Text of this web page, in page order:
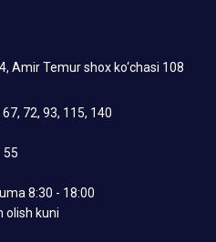
Amir Temur shox ko‘chasi 108
72, 93, 115, 140
55
8:30 - 18:00
olish kuni